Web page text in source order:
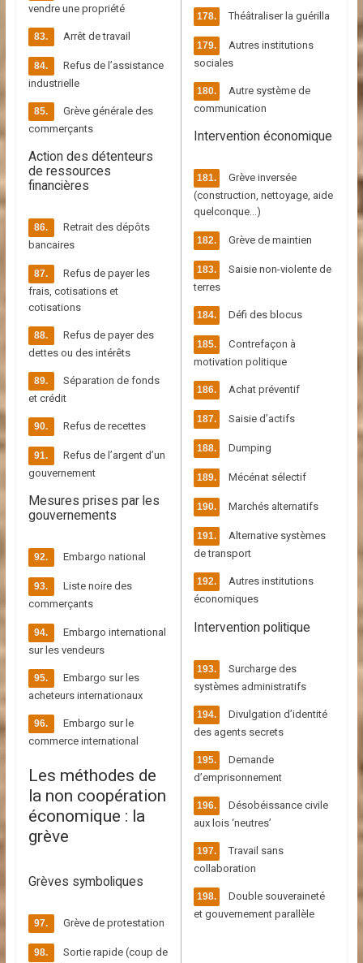
vendre une propriété
Arrêt de travail
industrielle
commerçants
Action des détenteurs
de ressources
financières
bancaires
frais, cotisations et
cotisations
dettes ou des intérêts
et crédit
Refus de recettes
gouvernement
Mesures prises par les
gouvernements
Embargo national
commerçants
sur les vendeurs
acheteurs internationaux
commerce international
Les méthodes de
la non coopération
économique : la
grève
Grèves symboliques
Grève de protestation
Théâtraliser la guérilla
sociales
communication
Intervention économique
(construction, nettoyage, aide
quelconque…)
Grève de maintien
terres
Défi des blocus
motivation politique
Achat préventif
Saisie d’actifs
Dumping
Mécénat sélectif
Marchés alternatifs
de transport
économiques
Intervention politique
systèmes administratifs
des agents secrets
d’emprisonnement
aux lois ‘neutres’
Travail sans
collaboration
et gouvernement parallèle